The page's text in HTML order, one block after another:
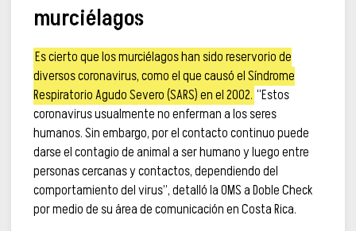
murciélagos
Es cierto que los murciélagos han sido reservorio de
diversos coronavirus, como el que causó el Síndrome
Respiratorio Agudo Severo (SARS) en el 2002. “Estos
coronavirus usualmente no enferman a los seres
humanos. Sin embargo, por el contacto continuo puede
darse el contagio de animal a ser humano y luego entre
personas cercanas y contactos, dependiendo del
comportamiento del virus”, detalló la OMS a Doble Check
por medio de su área de comunicación en Costa Rica.